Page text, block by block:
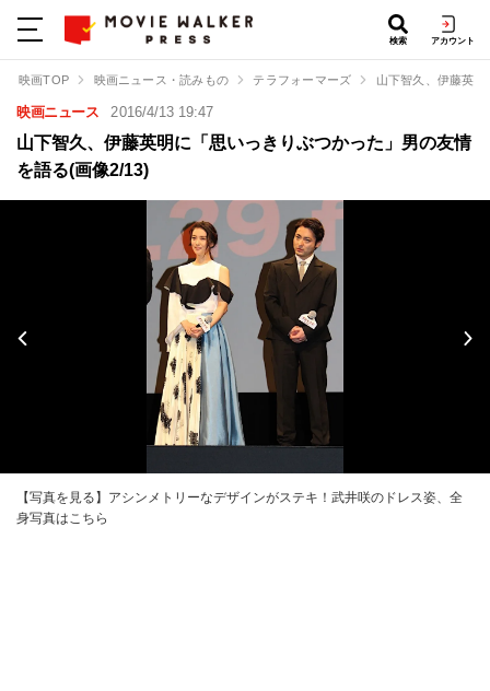
検索 アカウント
映画TOP 映画ニュース・読みもの テラフォーマーズ 山下智久、伊藤英
映画ニュース 2016/4/13 19:47
山下智久、伊藤英明に「思いっきりぶつかった」男の友情
を語る(画像2/13)
【写真を見る】アシンメトリーなデザインがステキ！武井咲のドレス姿、全
身写真はこちら